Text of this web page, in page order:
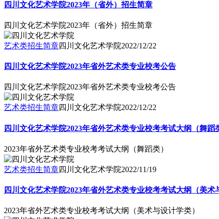
四川文化艺术学院2023年（省外）招生简章
四川文化艺术学院2023年（省外）招生简章
艺术类招生简章四川文化艺术学院2022/12/22
四川文化艺术学院2023年省外艺术类专业校考公告
四川文化艺术学院2023年省外艺术类专业校考公告
艺术类招生简章四川文化艺术学院2022/12/22
四川文化艺术学院2023年省外艺术类专业校考考试大纲（舞蹈
2023年省外艺术类专业校考考试大纲（舞蹈类）
艺术类招生简章四川文化艺术学院2022/11/19
四川文化艺术学院2023年省外艺术类专业校考考试大纲（美术
2023年省外艺术类专业校考考试大纲（美术与设计学类）